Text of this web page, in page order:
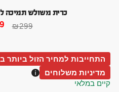
כרית משולש תמיכה
₪299
התחייבות למחיר הזול ביותר
מדיניות משלוחים
קיים במלאי